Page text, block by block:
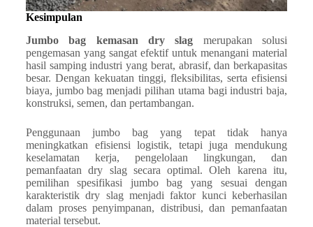
Kesimpulan
Jumbo bag kemasan dry slag merupakan solusi
pengemasan yang sangat efektif untuk menangani material
hasil samping industri yang berat, abrasif, dan berkapasitas
besar. Dengan kekuatan tinggi, fleksibilitas, serta efisiensi
biaya, jumbo bag menjadi pilihan utama bagi industri baja,
konstruksi, semen, dan pertambangan.
Penggunaan jumbo bag yang tepat tidak hanya
meningkatkan efisiensi logistik, tetapi juga mendukung
keselamatan kerja, pengelolaan lingkungan, dan
pemanfaatan dry slag secara optimal. Oleh karena itu,
pemilihan spesifikasi jumbo bag yang sesuai dengan
karakteristik dry slag menjadi faktor kunci keberhasilan
dalam proses penyimpanan, distribusi, dan pemanfaatan
material tersebut.